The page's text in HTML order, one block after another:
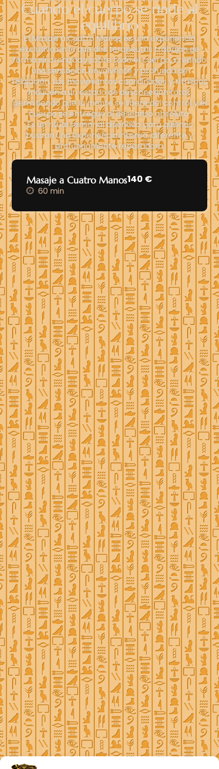
Cuando el cuerpo se rinde al
equilibrio
El Masaje a Cuatro Manos es una experiencia
exclusiva en la que dos terapeutas trabajan de
forma sincronizada sobre todo el cuerpo, creando
una sensación envolvente y profunda de
relajación. Los movimientos coordinados y rítmicos
inducen a un estado de desconexión total,
permitiendo que la mente se libere del control y el
cuerpo se entregue al descanso absoluto.
Es un ritual sensorial diseñado para quienes
buscan una experiencia intensa, diferente y
profundamente reparadora.
Masaje a Cuatro Manos140 €
60 min